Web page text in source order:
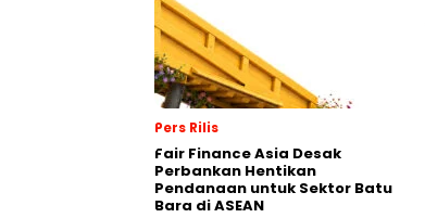
Pers Rilis
Fair Finance Asia Desak
Perbankan Hentikan
Pendanaan untuk Sektor Batu
Bara di ASEAN